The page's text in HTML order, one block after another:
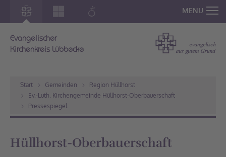
MENU
Evangelischer
Kirchenkreis Lübbecke
Start Gemeinden
Region Hüllhorst
Ev.-Luth. Kirchengemeinde Hüllhorst-Oberbauerschaft
Pressespiegel
Hüllhorst-Oberbauerschaft